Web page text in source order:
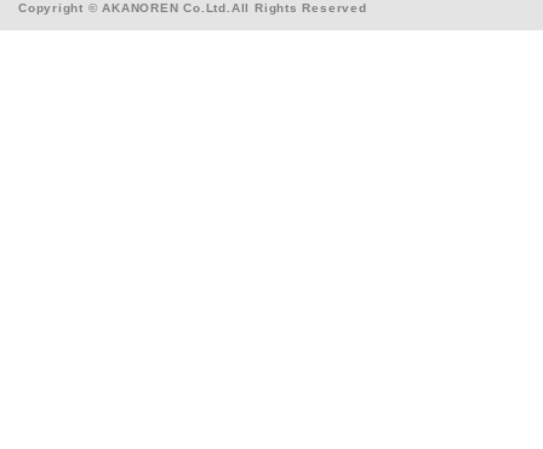
Copyright © AKANOREN Co.Ltd.All Rights Reserved